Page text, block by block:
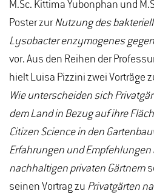
M.Sc. Kittima Yubonphan und
Poster zurNutzung des
Lysobacter enzymogenes
vor. Aus den Reihen der
hielt Luisa Pizzini zwei Vorträge
Wie unterscheiden sich
dem Land in Bezug auf ihre
Citizen Science in den
Erfahrungen und
nachhaltigen privaten Gärtnern
seinen Vortrag zu Privatgärten